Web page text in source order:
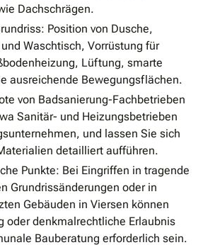
Dachschrägen.
Position von Dusche,
Waschtisch, Vorrüstung für
Lüftung, smarte
ausreichende Bewegungsflächen.
von Badsanierung-Fachbetrieben
Sanitär- und Heizungsbetrieben
und lassen Sie sich
detailliert aufführen.
Punkte: Bei Eingriffen in tragende
Grundrissänderungen oder in
Gebäuden in Viersen können
oder denkmalrechtliche Erlaubnis
Bauberatung erforderlich sein.